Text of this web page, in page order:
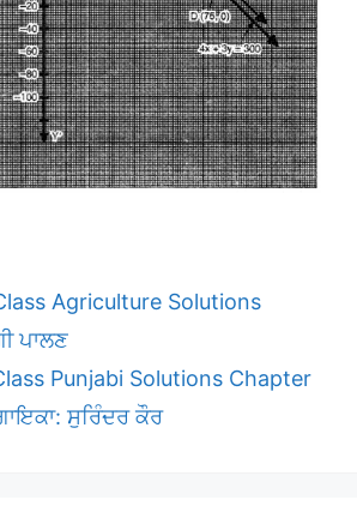
Agriculture Solutions
ਪਾਲਣ
Punjabi Solutions Chapter
ਸੁਰਿੰਦਰ ਕੌਰ